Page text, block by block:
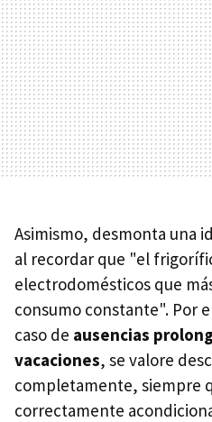
Asimismo, desmonta una
al recordar que "el
electrodomésticos que
consumo constante". Por
caso de ausencias
vacaciones, se valore
completamente, siempre
correctamente